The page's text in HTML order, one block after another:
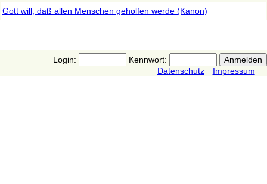
Gott will, daß allen Menschen geholfen werde (Kanon)
Login:
Kennwort:
Datenschutz
Impressum